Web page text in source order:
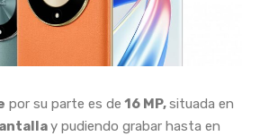
por su parte es de 16 MP,situada en
y pudiendo grabar hasta en